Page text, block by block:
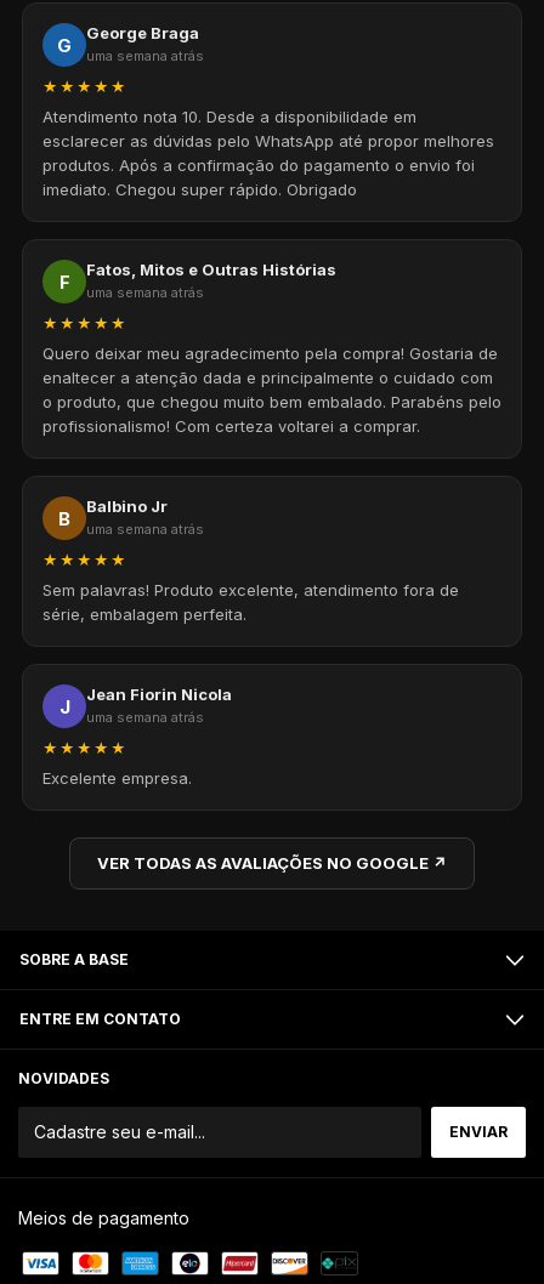
G
George Braga
uma semana atrás
★★★★★
Atendimento nota 10. Desde a disponibilidade em
esclarecer as dúvidas pelo WhatsApp até propor melhores
produtos. Após a confirmação do pagamento o envio foi
imediato. Chegou super rápido. Obrigado
F
Fatos, Mitos e Outras Histórias
uma semana atrás
★★★★★
Quero deixar meu agradecimento pela compra! Gostaria de
enaltecer a atenção dada e principalmente o cuidado com
o produto, que chegou muito bem embalado. Parabéns pelo
profissionalismo! Com certeza voltarei a comprar.
B
Balbino Jr
uma semana atrás
★★★★★
Sem palavras! Produto excelente, atendimento fora de
série, embalagem perfeita.
J
Jean Fiorin Nicola
uma semana atrás
★★★★★
Excelente empresa.
VER TODAS AS AVALIAÇÕES NO GOOGLE ↗
SOBRE A BASE
ENTRE EM CONTATO
NOVIDADES
Meios de pagamento